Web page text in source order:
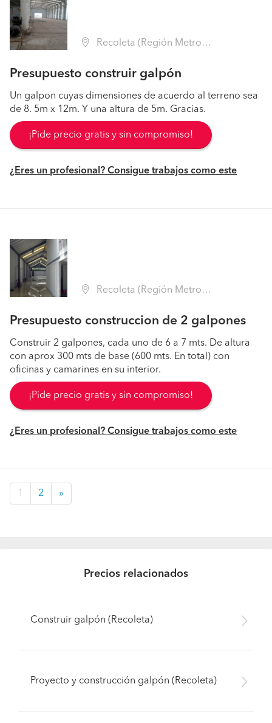
Recoleta (Región Metropolitana - Santiago)
Presupuesto construir galpón
Un galpon cuyas dimensiones de acuerdo al terreno sea
de 8. 5m x 12m. Y una altura de 5m. Gracias.
¡Pide precio gratis y sin compromiso!
¿Eres un profesional? Consigue trabajos como este
Recoleta (Región Metropolitana - Santiago)
Presupuesto construccion de 2 galpones
Construir 2 galpones, cada uno de 6 a 7 mts. De altura
con aprox 300 mts de base (600 mts. En total) con
oficinas y camarines en su interior.
¡Pide precio gratis y sin compromiso!
¿Eres un profesional? Consigue trabajos como este
1 2 »
Precios relacionados
Construir galpón (Recoleta)
Proyecto y construcción galpón (Recoleta)